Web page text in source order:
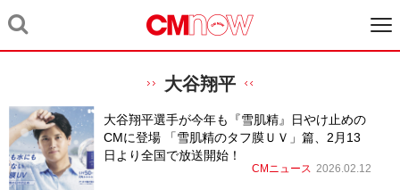
大谷翔平
大谷翔平選手が今年も『雪肌精』日やけ止めの
CMに登場 「雪肌精のタフ膜ＵＶ」篇、2月13
日より全国で放送開始！
CMニュース 2026.02.12